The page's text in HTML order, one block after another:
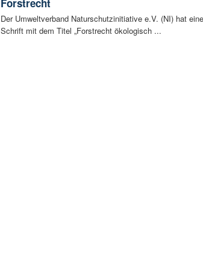
Der Umweltverband Naturschutzinitiative e.V. (NI) hat eine
Schrift mit dem Titel „Forstrecht ökologisch ...